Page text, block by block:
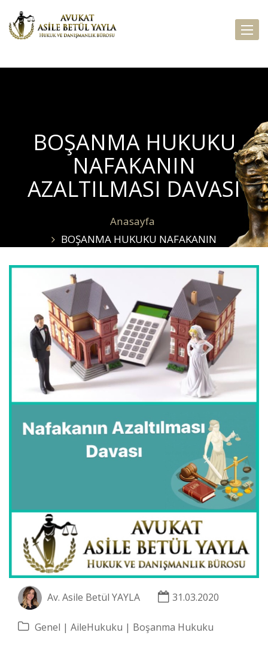
T
o
g
i
g
a
t
BOŞANMA HUKUKU
NAFAKANIN
AZALTILMASI DAVASI
Anasayfa
BOŞANMA HUKUKU NAFAKANIN
Av. Asile Betül YAYLA 31.03.2020
Genel AileHukuku Boşanma Hukuku